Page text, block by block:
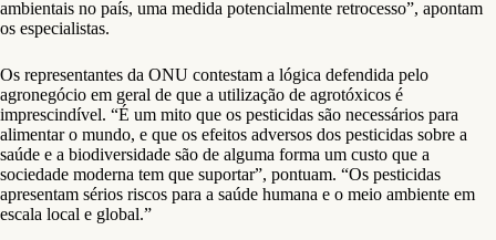
ambientais no país, uma medida potencialmente retrocesso”, apontam
os especialistas.
Os representantes da ONU contestam a lógica defendida pelo
agronegócio em geral de que a utilização de agrotóxicos é
imprescindível. “É um mito que os pesticidas são necessários para
alimentar o mundo, e que os efeitos adversos dos pesticidas sobre a
saúde e a biodiversidade são de alguma forma um custo que a
sociedade moderna tem que suportar”, pontuam. “Os pesticidas
apresentam sérios riscos para a saúde humana e o meio ambiente em
escala local e global.”